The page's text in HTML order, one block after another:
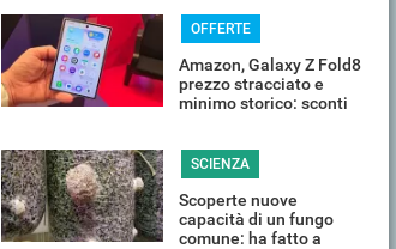
OFFERTE
Amazon, Galaxy Z Fold8
prezzo stracciato e
minimo storico: sconti
SCIENZA
Scoperte nuove
capacità di un fungo
comune: ha fatto a